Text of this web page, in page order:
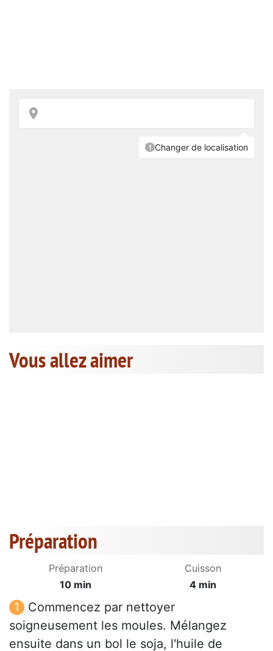
Vous allez aimer
Préparation
Préparation
10 min
Cuisson
4 min
Commencez par nettoyer
soigneusement les moules. Mélangez
ensuite dans un bol le soja, l'huile de